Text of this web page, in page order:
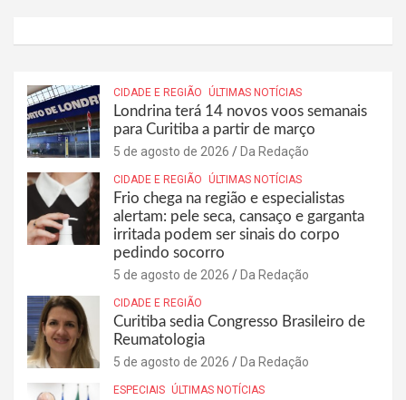
CIDADE E REGIÃO ÚLTIMAS NOTÍCIAS
Londrina terá 14 novos voos semanais
para Curitiba a partir de março
5 de agosto de 2026 Da Redação
CIDADE E REGIÃO ÚLTIMAS NOTÍCIAS
Frio chega na região e especialistas
alertam: pele seca, cansaço e garganta
irritada podem ser sinais do corpo
pedindo socorro
5 de agosto de 2026 Da Redação
CIDADE E REGIÃO
Curitiba sedia Congresso Brasileiro de
Reumatologia
5 de agosto de 2026 Da Redação
ESPECIAIS ÚLTIMAS NOTÍCIAS